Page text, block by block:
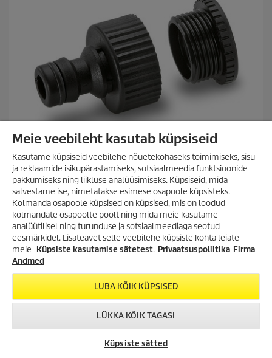
VÕIMALUS SÄÄSTA
SUUREMALT KUI VAREM!
tolmuimejad, tekstiilipesurid ja
palju muud!
TUTVU KAMPAANIA
TOOTEVALIKUGA!
Kiirliide 1" keerme ja 3/4" reduktoriga
0.0 (0)
0
.
0
/
5
t
ä
Eriti töökindel 1" kraani ühendus koos 3/4" keerme
reduktoriga, et ühendada kahe erineva suurusega keermeid.
Sobib ideaalselt Kärcheri aiapumpade ühendamiseks. Sobib
kõigi kiirkinnitussüsteemidega.
KÄRCHER
ESINDUSED
Meie veebileht kasutab küpsiseid
Kasutame küpsiseid veebilehe nõuetekohaseks toimimiseks, sisu
ja reklaamide isikupärastamiseks, sotsiaalmeedia funktsioonide
pakkumiseks ning liikluse analüüsimiseks. Küpsiseid, mida
salvestame ise, nimetatakse esimese osapoole küpsisteks.
Kolmanda osapoole küpsised on küpsised, mis on loodud
kolmandate osapoolte poolt ning mida meie kasutame
analüütilisel ning turunduse ja sotsiaalmeediaga seotud
eesmärkidel. Lisateavet selle veebilehe küpsiste kohta leiate
meie Küpsiste kasutamise sätetest. Privaatsuspoliitika Firma
Andmed
LUBA KÕIK KÜPSISED
LÜKKA KÕIK TAGASI
Küpsiste sätted